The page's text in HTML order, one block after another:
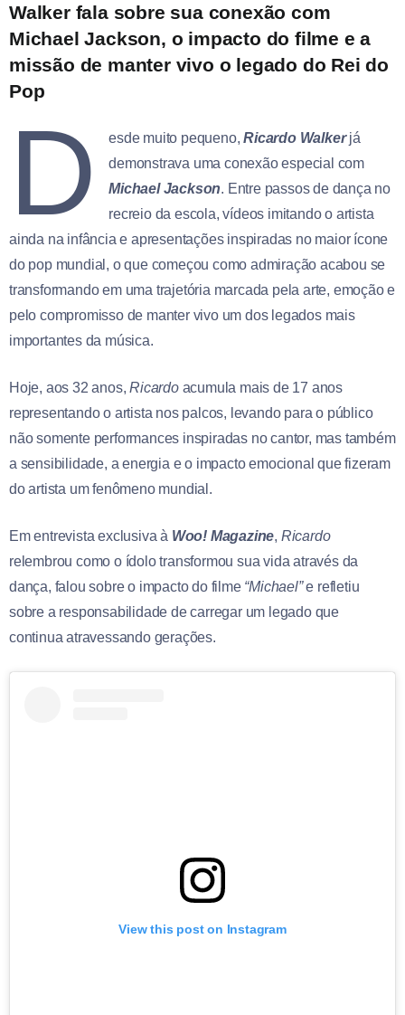
Walker fala sobre sua conexão com
Michael Jackson, o impacto do filme e a
missão de manter vivo o legado do Rei do
Pop
D esde muito pequeno,Ricardo Walkerjá
demonstrava uma conexão especial com
Michael Jackson. Entre passos de dança no
recreio da escola, vídeos imitando o artista
ainda na infância e apresentações inspiradas no maior ícone
do pop mundial, o que começou como admiração acabou se
transformando em uma trajetória marcada pela arte, emoção e
pelo compromisso de manter vivo um dos legados mais
importantes da música.
Hoje, aos 32 anos,Ricardoacumula mais de 17 anos
representando o artista nos palcos, levando para o público
não somente performances inspiradas no cantor, mas também
a sensibilidade, a energia e o impacto emocional que fizeram
do artista um fenômeno mundial.
Em entrevista exclusiva à Woo! Magazine, Ricardo
relembrou como o ídolo transformou sua vida através da
dança, falou sobre o impacto do filme “Michael”e refletiu
sobre a responsabilidade de carregar um legado que
continua atravessando gerações.
View this post on Instagram